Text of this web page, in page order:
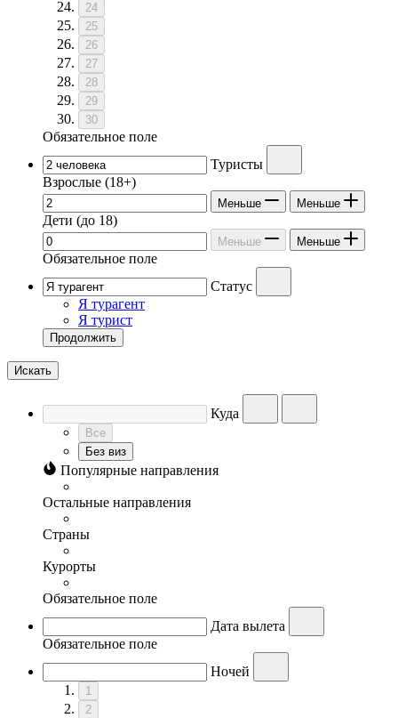
24
25
26
27
28
29
30
Обязательное поле
Туристы
Взрослые (18+)
Меньше Меньше
Дети (до 18)
Меньше Меньше
Обязательное поле
Статус
Я турагент
Я турист
Продолжить
Искать
Куда
Все
Без виз
Популярные направления
Остальные направления
Страны
Курорты
Обязательное поле
Дата вылета
Обязательное поле
Ночей
1
2